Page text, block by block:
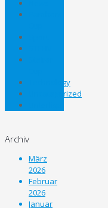
Technology
Uncategorized
Archiv
März
2026
Februar
2026
Januar